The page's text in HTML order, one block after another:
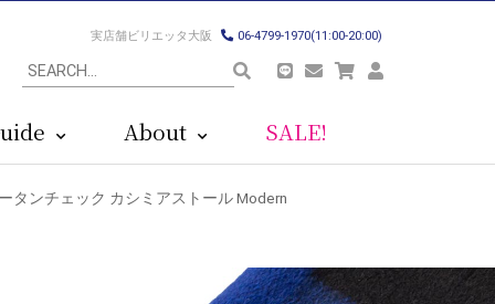
実店舗ビリエッタ大阪 06-4799-1970(11:00-20:00)
About SALE!
タンチェック カシミアストール Modern